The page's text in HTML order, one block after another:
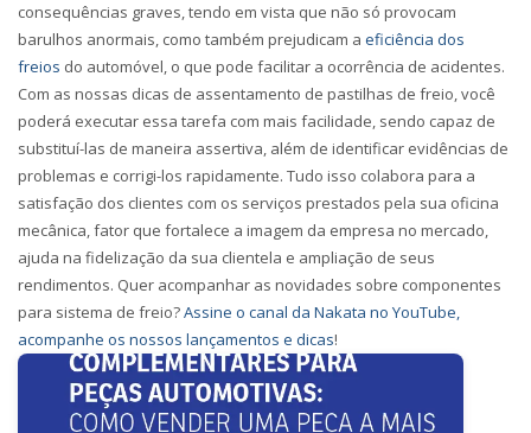
consequências graves, tendo em vista que não só provocam
barulhos anormais, como também prejudicam a eficiência dos
freios do automóvel, o que pode facilitar a ocorrência de acidentes.
Com as nossas dicas de assentamento de pastilhas de freio, você
poderá executar essa tarefa com mais facilidade, sendo capaz de
substituí-las de maneira assertiva, além de identificar evidências de
problemas e corrigi-los rapidamente. Tudo isso colabora para a
satisfação dos clientes com os serviços prestados pela sua oficina
mecânica, fator que fortalece a imagem da empresa no mercado,
ajuda na fidelização da sua clientela e ampliação de seus
rendimentos. Quer acompanhar as novidades sobre componentes
para sistema de freio?Assine o canal da Nakata no YouTube,
acompanhe os nossos lançamentos e dicas!